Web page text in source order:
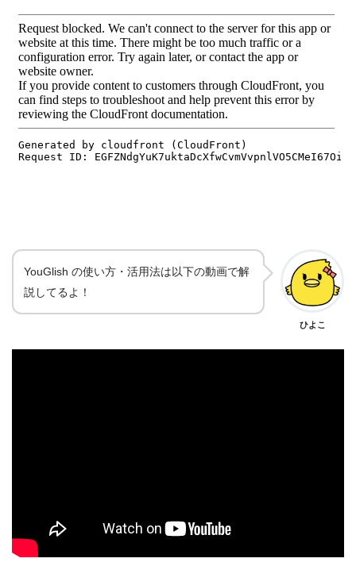
YouGlish の使い方・活用法は以下の動画で解
説してるよ！
ひよこ